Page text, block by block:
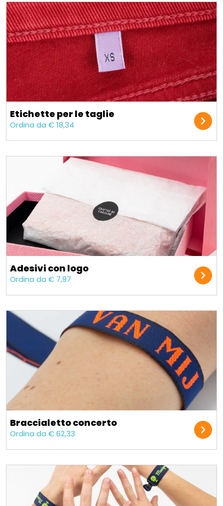
Etichette per le taglie
Ordina da € 18,34
Adesivi con logo
Ordina da € 7,97
Braccialetto concerto
Ordina da € 62,33